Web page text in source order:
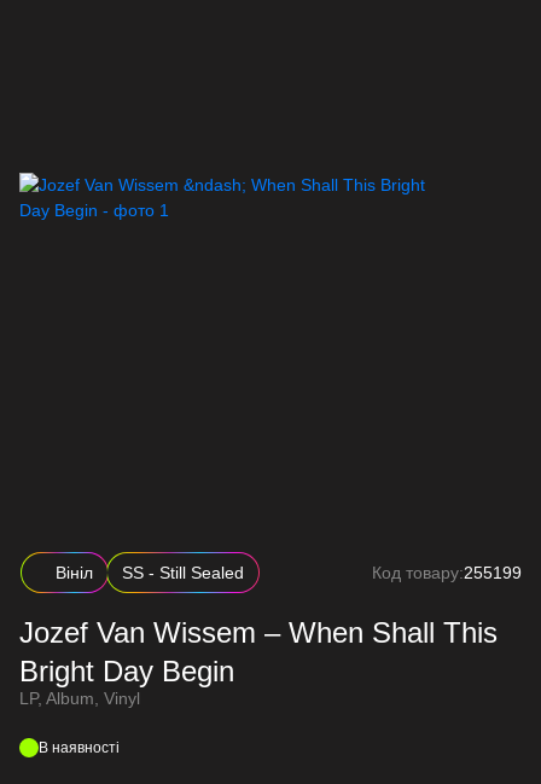
Вініл SS - Still Sealed Код товару:255199
Jozef Van Wissem – When Shall This
Bright Day Begin
LP, Album, Vinyl
В наявності